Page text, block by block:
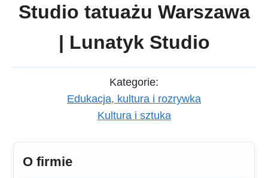
Studio tatuażu Warszawa
| Lunatyk Studio
Kategorie:
Edukacja, kultura i rozrywka
Kultura i sztuka
O firmie